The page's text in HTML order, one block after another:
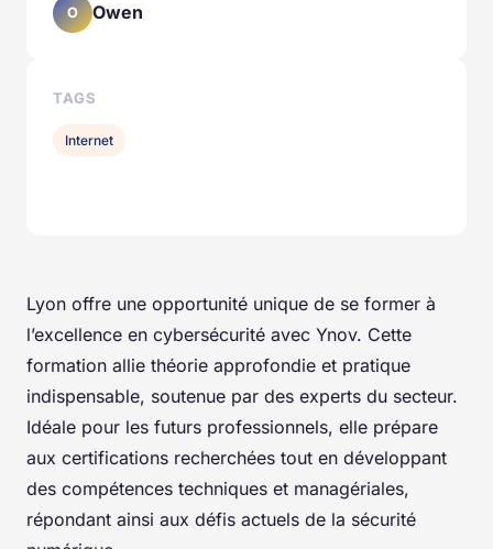
Lyon offre une opportunité unique de se former à
l’excellence en cybersécurité avec Ynov. Cette
formation allie théorie approfondie et pratique
indispensable, soutenue par des experts du secteur.
Idéale pour les futurs professionnels, elle prépare
aux certifications recherchées tout en développant
des compétences techniques et managériales,
répondant ainsi aux défis actuels de la sécurité
O Owen
TAGS
Internet